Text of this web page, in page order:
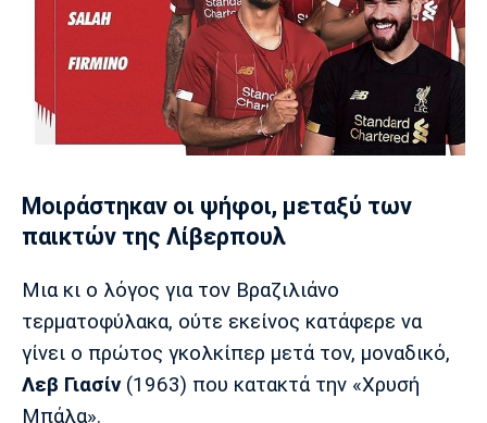
Moιράστηκαν οι ψήφοι, μεταξύ των
παικτών της Λίβερπουλ
Μια κι ο λόγος για τον Βραζιλιάνο
τερματοφύλακα, ούτε εκείνος κατάφερε να
γίνει ο πρώτος γκολκίπερ μετά τον, μοναδικό,
Λεβ Γιασίν(1963) που κατακτά την «Χρυσή
Μπάλα».